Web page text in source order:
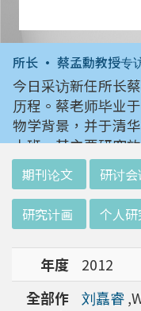
所长 • 蔡孟勳教授专
今日采访新任所长
历程。蔡老师毕业
物学背景，并于清
士班。其主要研究
NA 的伤害及细胞表
士班时，选定研究
对人体的影响，并
不同影响。在美国
究时，开始了以微
金属以及辐射线等
率分析以及整合生
师于1996年回到
期刊论文 研讨
研究计画 个人研
年度
2012
全部作
刘嚞睿